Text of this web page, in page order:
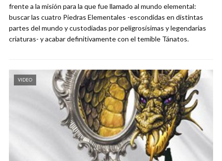
frente a la misión para la que fue llamado al mundo elemental:
buscar las cuatro Piedras Elementales -escondidas en distintas
partes del mundo y custodiadas por peligrosísimas y legendarias
criaturas- y acabar definitivamente con el temible Tánatos.
VIDEO